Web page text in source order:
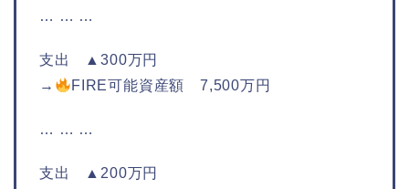
… … …
支出 ▲300万円
→
FIRE可能資産額 7,500万円
… … …
支出 ▲200万円